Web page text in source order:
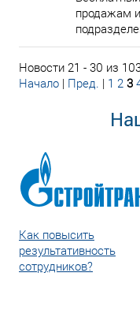
продажам
Новости 21 - 30 из
Начало | Пред. | 1 2 3
Как повысить
результативность
сотрудников?